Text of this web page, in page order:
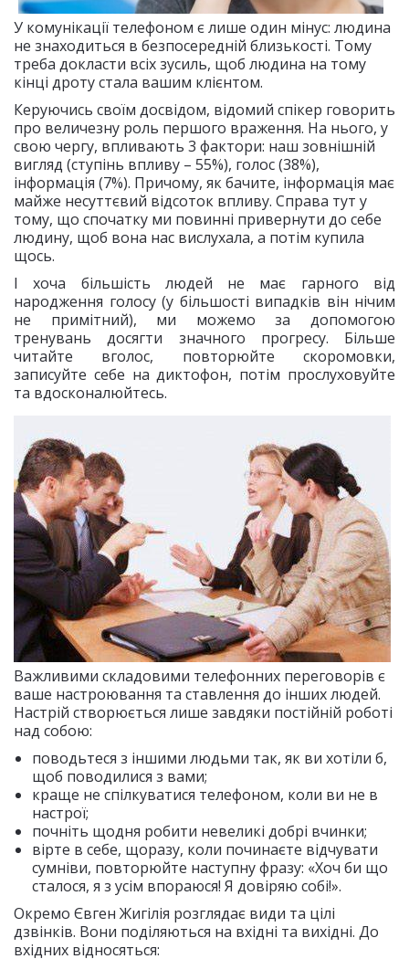
У комунікації телефоном є лише один мінус: людина
не знаходиться в безпосередній близькості. Тому
треба докласти всіх зусиль, щоб людина на тому
кінці дроту стала вашим клієнтом.
Керуючись своїм досвідом, відомий спікер говорить
про величезну роль першого враження. На нього, у
свою чергу, впливають 3 фактори: наш зовнішній
вигляд (ступінь впливу – 55%), голос (38%),
інформація (7%). Причому, як бачите, інформація має
майже несуттєвий відсоток впливу. Справа тут у
тому, що спочатку ми повинні привернути до себе
людину, щоб вона нас вислухала, а потім купила
щось.
І хоча більшість людей не має гарного від
народження голосу (у більшості випадків він нічим
не примітний), ми можемо за допомогою
тренувань досягти значного прогресу. Більше
читайте вголос, повторюйте скоромовки,
записуйте себе на диктофон, потім прослуховуйте
та вдосконалюйтесь.
Важливими складовими телефонних переговорів є
ваше настроювання та ставлення до інших людей.
Настрій створюється лише завдяки постійній роботі
над собою:
поводьтеся з іншими людьми так, як ви хотіли б,
щоб поводилися з вами;
краще не спілкуватися телефоном, коли ви не в
настрої;
почніть щодня робити невеликі добрі вчинки;
вірте в себе, щоразу, коли починаєте відчувати
сумніви, повторюйте наступну фразу: «Хоч би що
сталося, я з усім впораюся! Я довіряю собі!».
Окремо Євген Жигілія розглядає види та цілі
дзвінків. Вони поділяються на вхідні та вихідні. До
вхідних відносяться: